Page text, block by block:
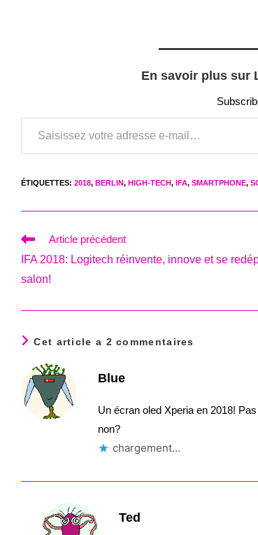
En savoir plus sur
Saisissez votre adresse e-mail…
ÉTIQUETTES: 2018, BERLIN, HIGH-TECH, IFA, SMARTPHONE,
Read
articles
Article précédent
IFA 2018: Logitech réinvente, innove et se
salon!
Cet article a 2 commentaires
Blue
Un écran oled Xperia en 2018!
non?
chargement…
Ted